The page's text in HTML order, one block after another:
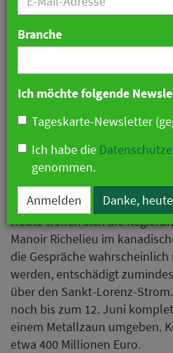
Heute treffen sich die
Manoir Richelieu im
die Gespräche
werden, entschädigt
über den Sankt-Lorenz-
noch bis zum 12. Juni
einem Metallzaun umgeben.
etwa 400 Millionen Euro.
Branche
Ich möchte folgende
Tageskarte-Newsletter
Ich habe die
genommen.
Anmelden Danke,